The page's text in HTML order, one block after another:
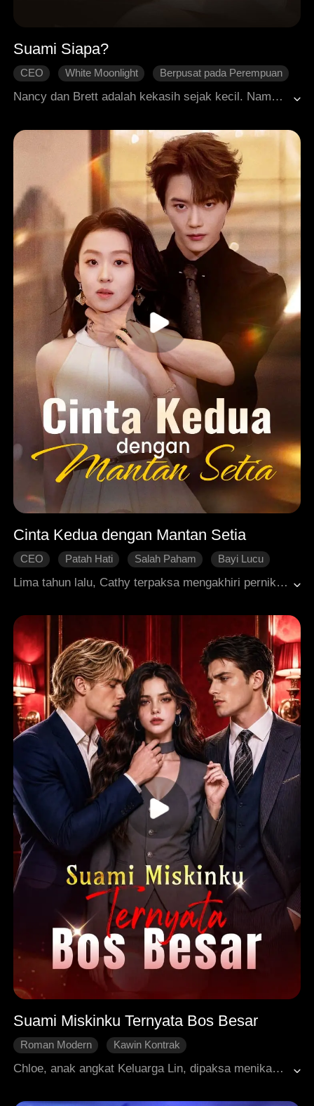
Suami Siapa?
CEO White Moonlight
Berpusat pada Perempuan
Roman Modern
Nancy dan Brett adalah kekasih sejak kecil. Namun takdir berkata lain. Suatu hari, akta nikah mereka basah terkena tumpahan kopi. Saat Nancy pergi ke Catatan Sipil untuk menggantinya, sebuah kenyataan pahit menghancurkan hatinya: akta nikahnya ternyata palsu. Statusnya masih lajang, sementara Brett telah tercatat sebagai suami sah wanita lain. Kenyataan itu mengungkapkan bahwa pria yang dicintainya itu selalu menyimpan wanita lain di hatinya. Nancy tak lebih dari pengganti belaka. Patah hati, Nancy memutuskan untuk membuka lembaran baru. Dia mengubah identitasnya dan menghilang tanpa jejak. Ketika Brett akhirnya berhasil menemukannya, Nancy telah menjadi istri orang lain. Penuh dengan penyesalan yang dalam, Brett mengakhiri hidupnya dalam kepedihan.
Cinta Kedua dengan Mantan Setia
CEO Patah Hati Salah Paham
Bayi Lucu
Lima tahun lalu, Cathy terpaksa mengakhiri pernikahannya dengan Saul untuk melindungi keluarganya. Di hari yang sama, dia justru menerima kabar bahwa Saul tewas dalam kecelakaan pesawat. Lima tahun kemudian, Saul kembali. Ternyata, dia memalsukan kematiannya dan telah berubah menjadi seorang taipan kaya raya. Kini, dia datang untuk membalaskan dendamnya pada Cathy atas masa lalu. Dia pun memaksanya menjadi pengasuh anak, tanpa tahu bahwa selama ini Cathy telah membesarkan anak mereka sendirian. Di tengah upayanya membalas dendam, Saul akhirnya mengetahui pengorbanan Cathy dan perjuangannya membesarkan anak mereka. Diliputi penyesalan, Saul berusaha mendapatkan kembali cinta Cathy. Pada akhirnya, mereka berhasil menyelesaikan kesalahpahaman dan menemukan kembali cinta mereka.
Suami Miskinku Ternyata Bos Besar
Roman Modern
Kawin Kontrak
Dimanja dengan Manis
Chloe, anak angkat Keluarga Lin, dipaksa menikah dengan Evan, pria yang dikabarkan sebagai orang miskin tak berarti, demi membiayai operasi penyelamatan nyawa kakaknya, Rose. Tapi Evan tidaklah miskin. Dia menyembunyikan kekuatan aslinya dan diam-diam melindungi Chloe. Chloe terus menanggung kekejaman keluarga angkatnya dan perundungan di tempat kerja di Sterling. Evan selalu hadir, diam, tangguh, dan setia. Perlahan, Chloe jatuh hati pada pria "miskin" di sisinya itu. Hingga akhirnya kebenaran itu terungkap: Evan adalah Lawrence, CEO misterius di balik Sterling. Evan tahu sejak awal bahwa Chloe hanyalah pengantin pengganti, tapi dia tetap mencintainya. Akhirnya para penjahat mendapat balasannya, dan pernikahan kontrak mereka yang dingin berubah menjadi kisah cinta terhebat.